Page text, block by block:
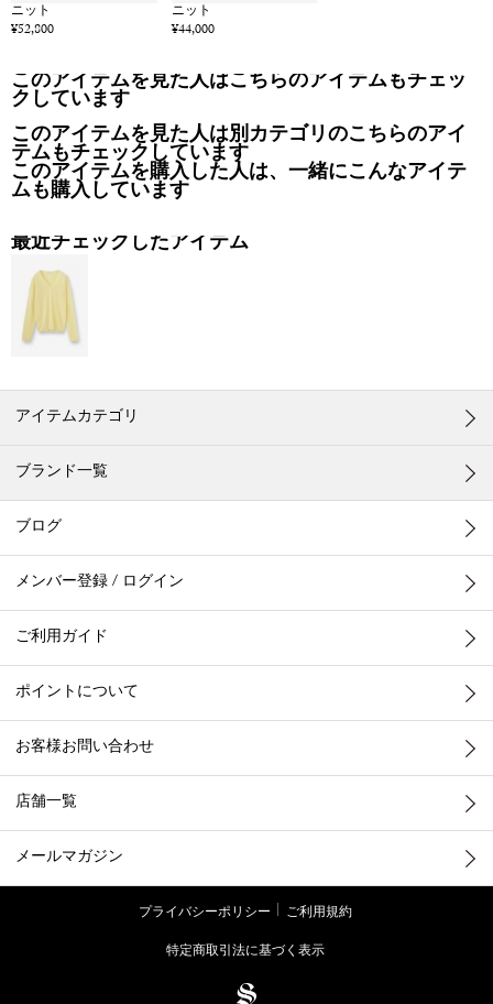
ニット
¥52,800
ニット
¥44,000
このアイテムを見た人はこちらのアイテムもチェッ
クしています
このアイテムを見た人は別カテゴリのこちらのアイ
テムもチェックしています
このアイテムを購入した人は、一緒にこんなアイテ
ムも購入しています
最近チェックしたアイテム
アイテムカテゴリ
ブランド一覧
ブログ
メンバー登録 / ログイン
ご利用ガイド
ポイントについて
お客様お問い合わせ
店舗一覧
メールマガジン
プライバシーポリシー
ご利用規約
特定商取引法に基づく表示